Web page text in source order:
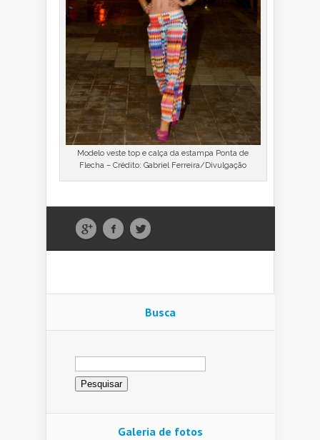
Modelo veste top e calça da estampa Ponta de
Flecha – Crédito: Gabriel Ferreira/Divulgação
Busca
Pesquisar
por:
Galeria de fotos